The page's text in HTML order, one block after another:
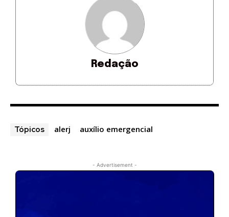
Redação
Tópicos alerj auxílio emergencial
- Advertisement -